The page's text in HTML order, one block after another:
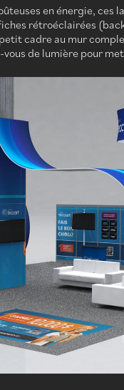
en énergie, ces
rétroéclairées
cadre au mur
de lumière pour